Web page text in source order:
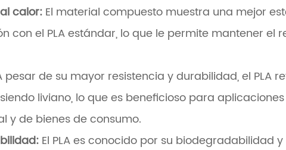
calor: El material compuesto muestra una mejor
con el PLA estándar, lo que le permite mantener el
pesar de su mayor resistencia y durabilidad, el PLA
liviano, lo que es beneficioso para
y de bienes de consumo.
El PLA es conocido por su biodegradabilidad